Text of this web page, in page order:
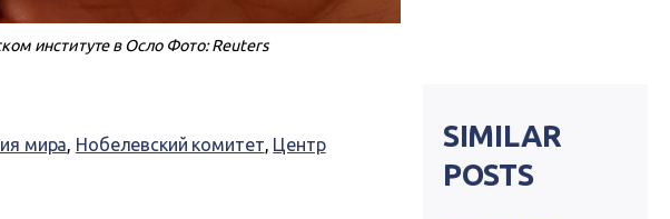
институте в Осло Фото: Reuters
мира, Нобелевский комитет, Центр
SIMILAR
POSTS